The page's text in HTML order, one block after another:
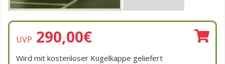
UVP 290,00€
Wird mit kostenloser Kugelkappe geliefert